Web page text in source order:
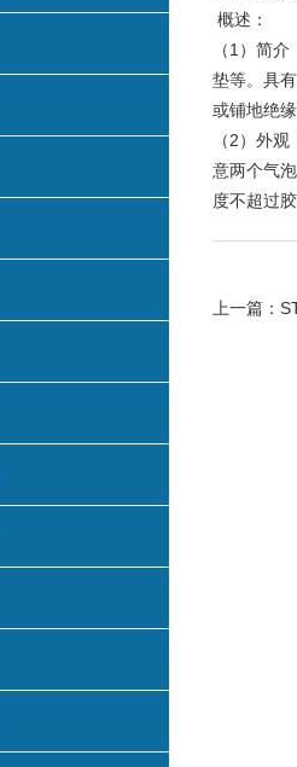
概述：
（1）简
垫等。具
或铺地绝
（2）外
意两个气
度不超过
上一篇：